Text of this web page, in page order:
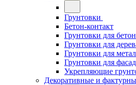
Грунтовки
Бетон-контакт
Грунтовки для
Грунтовки для
Грунтовки для
Грунтовки для
Укрепляющие
Декоративные и